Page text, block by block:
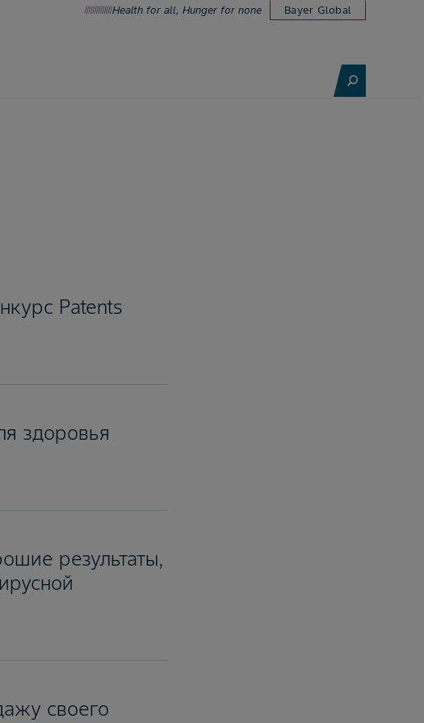
Health for all, Hunger for none Bayer Global
Patents
здоровья
результаты,
своего